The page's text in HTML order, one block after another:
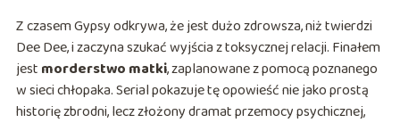
Z czasem Gypsy odkrywa, że jest dużo zdrowsza, niż twierdzi
Dee Dee, i zaczyna szukać wyjścia z toksycznej relacji. Finałem
jest morderstwo matki, zaplanowane z pomocą poznanego
w sieci chłopaka. Serial pokazuje tę opowieść nie jako prostą
historię zbrodni, lecz złożony dramat przemocy psychicznej,